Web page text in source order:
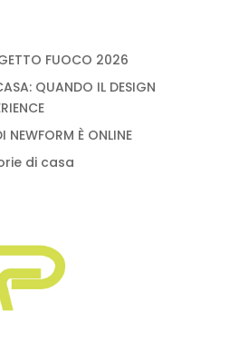
FUOCO 2026
QUANDO IL DESIGN
NEWFORM È ONLINE
di casa